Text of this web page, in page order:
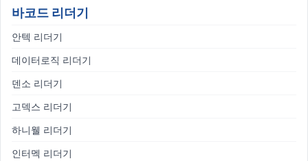
바코드 리더기
안텍 리더기
데이터로직 리더기
덴소 리더기
고덱스 리더기
하니웰 리더기
인터멕 리더기